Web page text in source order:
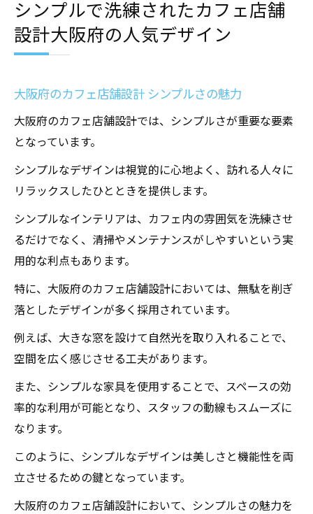
シンプルで洗練されたカフェ店舗
設計大阪府の人気デザイン
大阪府のカフェ店舗設計 シンプルさの魅力
大阪府のカフェ店舗設計では、シンプルさが重要な要素
となっています。
シンプルなデザインは視覚的に心地よく、訪れる人々に
リラックスしたひとときを提供します。
シンプルなインテリアは、カフェ内の雰囲気を洗練させ
るだけでなく、清掃やメンテナンスがしやすいという実
用的な利点もあります。
特に、大阪府のカフェ店舗設計においては、無駄を削ぎ
落としたデザインが多く採用されています。
例えば、大きな窓を設けて自然光を取り入れることで、
空間を広く感じさせる工夫があります。
また、シンプルな家具を使用することで、スペースの効
率的な利用が可能となり、スタッフの動線もスムーズに
なります。
このように、シンプルなデザインは美しさと機能性を両
立させるための鍵となっています。
大阪府のカフェ店舗設計において、シンプルさの魅力を